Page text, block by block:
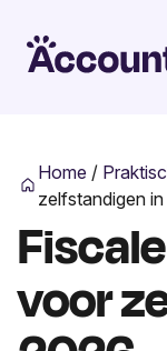
Home /
zelfstandigen
voor